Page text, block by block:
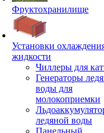
Фруктохранилище
Установки
жидкости
Чиллеры для
Генераторы
воды для
молокоприемки
ледяной воды
Панельный